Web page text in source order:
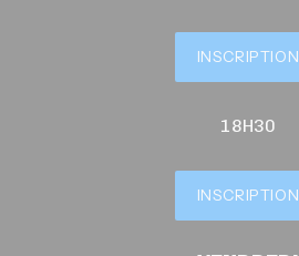
INSCRIPTION
18H30
INSCRIPTION